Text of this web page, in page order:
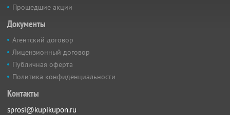
Прошедшие акции
Документы
Агентский договор
Лицензионный договор
Публичная оферта
Политика конфиденциальности
Контакты
sprosi@kupikupon.ru